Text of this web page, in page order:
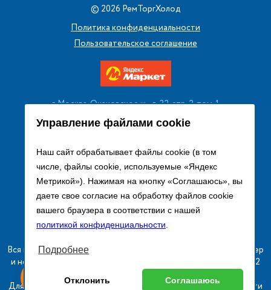
Управление файлами cookie
Наш сайт обрабатывает файлы cookie (в том
числе, файлы cookie, используемые «Яндекс
Метрикой»). Нажимая на кнопку «Соглашаюсь», вы
даете свое согласие на обработку файлов cookie
вашего браузера в соответствии с нашей
политикой конфиденциальности.
Подробнее
Отклонить Соглашаюсь
© 2026 РемТоргХолод
Политика конфиденциальности
Пользовательское соглашение
г. Москва, Очаковское ш., д. 32, стр. 2, пом. 1
+7 (495) 256 08 13
Заказать звонок
sales@remtorgholod.ru
Разработка и продвижение сайта
Вся информация на сайте о товарах носит справочный характер
и не является публичной офертой в соответствии с пунктом 2
статьи 437 ГК РФ.
Для получения подробной информации о наличии и стоимости
оборудование
Оставь заявку